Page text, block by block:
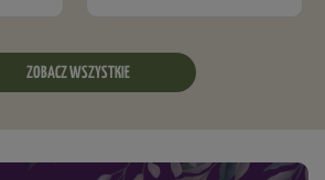
ZOBACZ WSZYSTKIE